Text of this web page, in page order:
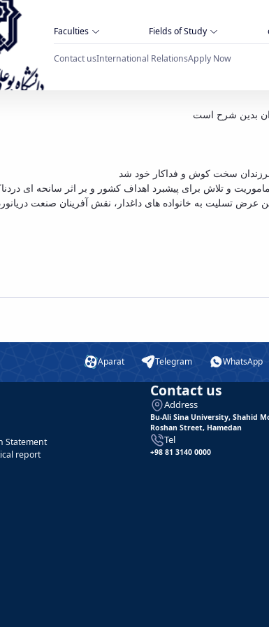
Faculties Fields of Study
Contact usInternational RelationsApply Now
Aparat Telegram WhatsApp
Statement
report
Contact us
Address
Bu-Ali Sina University, Shahid
Roshan Street, Hamedan
Tel
+98 81 3140 0000